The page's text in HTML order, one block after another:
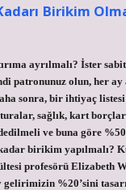
Birikim
ayrılmalı? İster
patronunuz olun, her ay
sonra, bir ihtiyaç listesi
sağlık, kart
ve buna göre
birikim yapılmalı?
profesörü Elizabeth
gelirimizin %20’sini